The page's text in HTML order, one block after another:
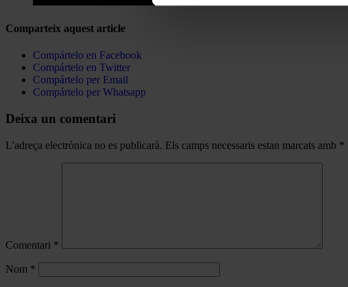
Comparteix aquest article
Compártelo en Facebook
Compártelo en Twitter
Compártelo per Email
Compártelo per Whatsapp
Deixa un comentari
L'adreça electrònica no es publicarà. Els camps necessaris estan marcats amb *
Comentari *
Nom *